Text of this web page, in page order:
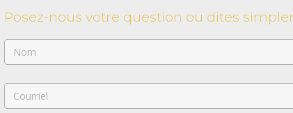
Posez-nous votre question ou dites